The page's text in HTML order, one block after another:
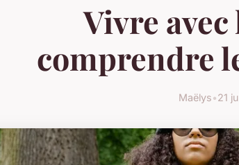
Vivre avec
comprendre
Maëlys•21